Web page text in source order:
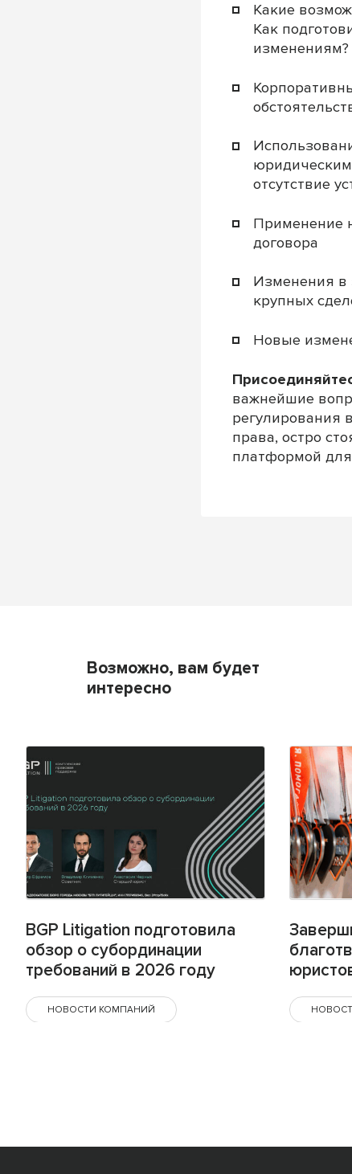
Какие
Как
изменениям?
отсутствие
Применение
договора
Изменения в
крупных
Новые
важнейшие
регулирования
права, остро
платформой
Возможно, вам будет
интересно
BGP Litigation подготовила
обзор о субординации
требований в 2026 году
НОВОСТИ КОМПАНИЙ